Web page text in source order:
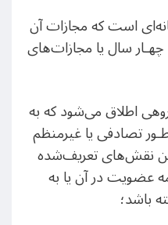
است که مجازات آن
سال یا مجازات‌های
اطلاق می‌شود که به
تصادفی یا غیرمنظم
نقش‌های تعریف‌شده
عضویت در آن یا به
باشد؛